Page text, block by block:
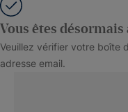
Vous êtes
Veuillez vérifier votre boîte
adresse email.